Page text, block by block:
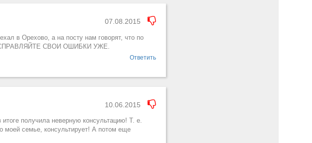
07.08.2015
в Орехово, а на посту нам говорят, что по
ИСПРАВЛЯЙТЕ СВОИ ОШИБКИ УЖЕ.
Ответить
10.06.2015
получила неверную консультацию! Т. е.
моей семье, консультирует! А потом еще